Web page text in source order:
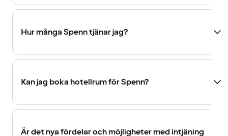
Hur många Spenn tjänar jag?
Kan jag boka hotellrum för Spenn?
Är det nya fördelar och möjligheter med intjäning